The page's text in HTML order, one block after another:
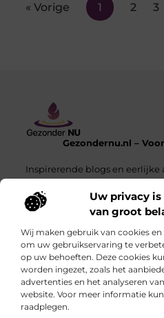
Uw privacy
van groot
Wij maken gebruik van cookies
om uw gebruikservaring te
op uw behoeften. Deze cookies
worden ingezet, zoals het
advertenties en het analyseren
website. Voor meer informatie
raadplegen.
« Vorige 1 2 3
Gezondernu.nl –
Inspirerende blogs en eerlijke
balans en het
Onze informatie
Bericht categorie